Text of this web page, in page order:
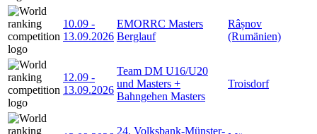
10.09 -
13.09.2026
EMORRC Masters
Berglauf
Râșnov
(Rumänien)
12.09 -
13.09.2026
Team DM U16/U20
und Masters +
Bahngehen Masters
Troisdorf
24. Volksbank-Münster-